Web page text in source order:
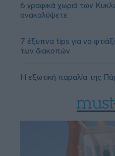
6 γραφικά χωριά των
ανακαλύψετε
7 έξυπνα tips για να
των διακοπών
Η εξωτική παραλία της